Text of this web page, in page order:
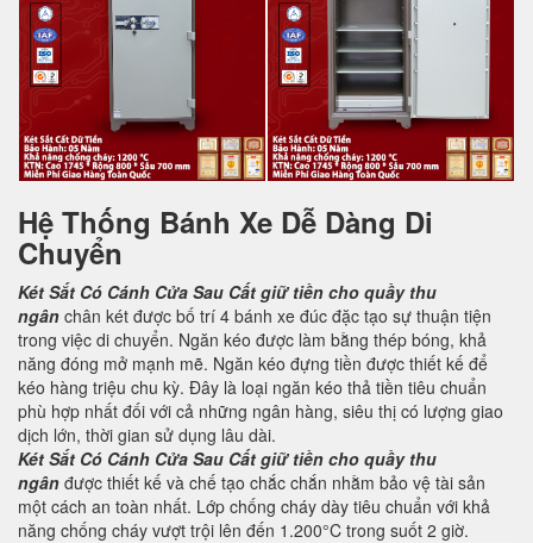
Hệ Thống Bánh Xe Dễ Dàng Di
Chuyển
Két Sắt Có Cánh Cửa Sau Cất giữ tiền cho quầy thu
ngân chân két được bố trí 4 bánh xe đúc đặc tạo sự thuận tiện
trong việc di chuyển. Ngăn kéo được làm bằng thép bóng, khả
năng đóng mở mạnh mẽ. Ngăn kéo đựng tiền được thiết kế để
kéo hàng triệu chu kỳ. Đây là loại ngăn kéo thả tiền tiêu chuẩn
phù hợp nhất đối với cả những ngân hàng, siêu thị có lượng giao
dịch lớn, thời gian sử dụng lâu dài.
Két Sắt Có Cánh Cửa Sau Cất giữ tiền cho quầy thu
ngân được thiết kế và chế tạo chắc chắn nhằm bảo vệ tài sản
một cách an toàn nhất. Lớp chống cháy dày tiêu chuẩn với khả
năng chống cháy vượt trội lên đến 1.200°C trong suốt 2 giờ.